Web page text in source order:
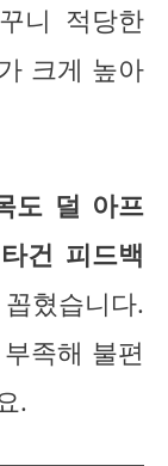
니 적당한
크게 높아
도 덜 아프
건 피드백
혔습니다.
족해 불편
.